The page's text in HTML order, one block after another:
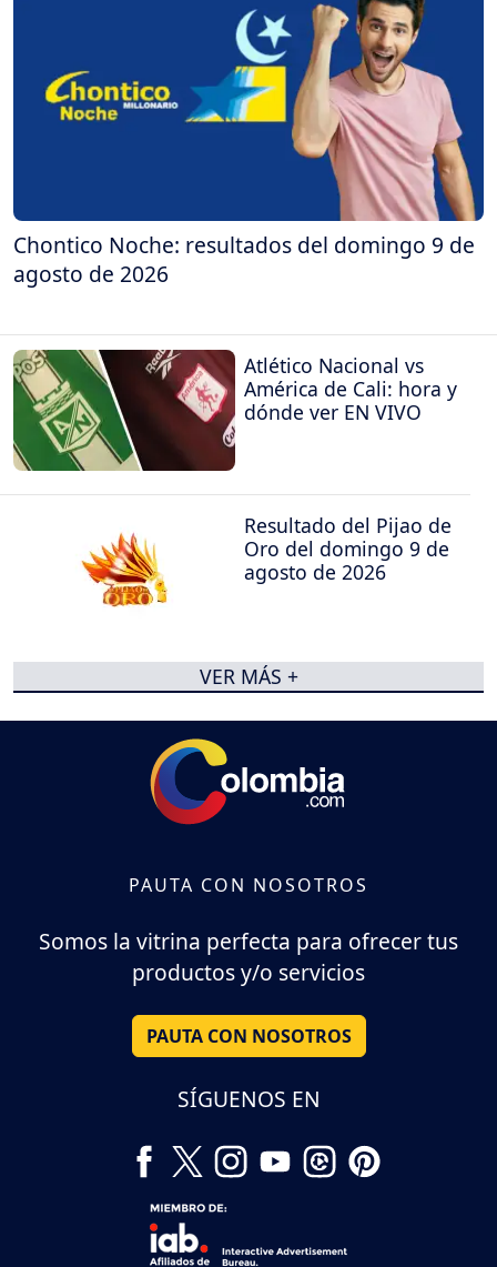
Chontico Noche: resultados del domingo 9 de
agosto de 2026
Atlético Nacional vs
América de Cali: hora y
dónde ver EN VIVO
Resultado del Pijao de
Oro del domingo 9 de
agosto de 2026
VER MÁS +
PAUTA CON NOSOTROS
Somos la vitrina perfecta para ofrecer tus
productos y/o servicios
PAUTA CON NOSOTROS
SÍGUENOS EN